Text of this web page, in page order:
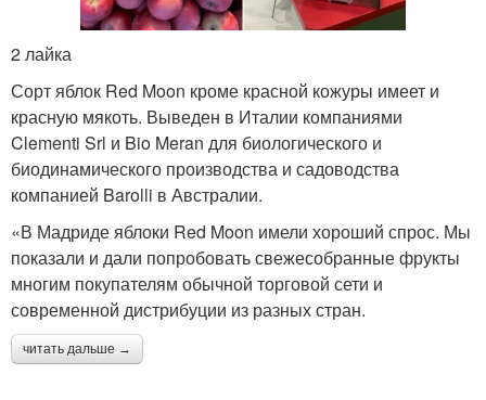
2 лайка
Сорт яблок Red Moon кроме красной кожуры имеет и
красную мякоть. Выведен в Италии компаниями
Clementi Srl и Bio Meran для биологического и
биодинамического производства и садоводства
компанией Barolli в Австралии.
«В Мадриде яблоки Red Moon имели хороший спрос. Мы
показали и дали попробовать свежесобранные фрукты
многим покупателям обычной торговой сети и
современной дистрибуции из разных стран.
читать дальше →